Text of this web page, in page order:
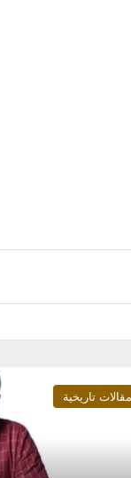
مقالات تاريخية